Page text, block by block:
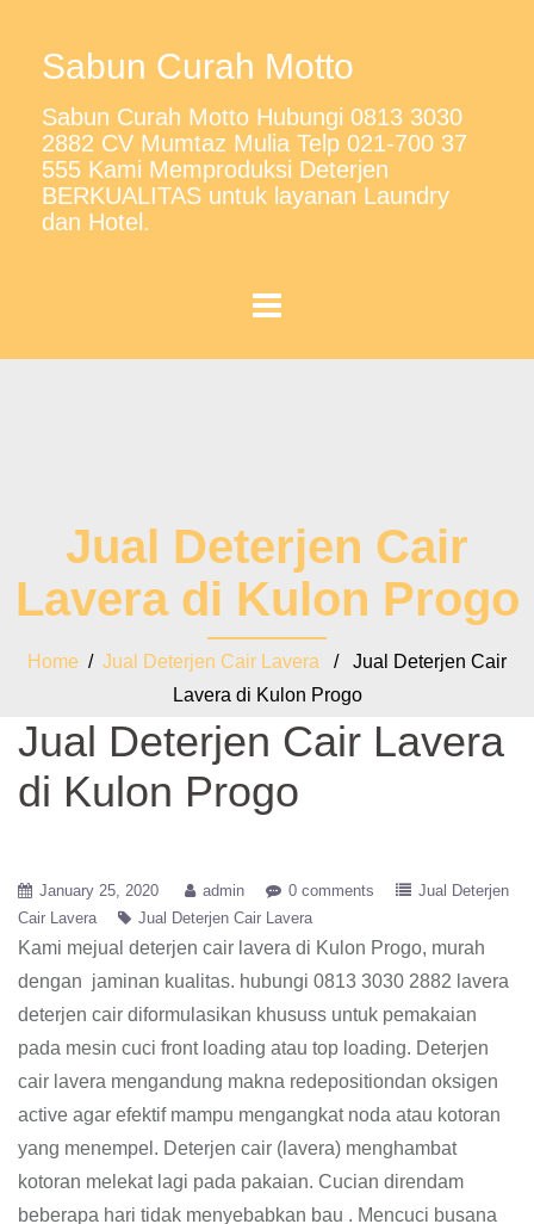
Sabun Curah Motto
Sabun Curah Motto Hubungi 0813 3030
2882 CV Mumtaz Mulia Telp 021-700 37
555 Kami Memproduksi Deterjen
BERKUALITAS untuk layanan Laundry
dan Hotel.
Jual Deterjen Cair
Lavera di Kulon Progo
Home / Jual Deterjen Cair Lavera / Jual Deterjen Cair
Lavera di Kulon Progo
Jual Deterjen Cair Lavera
di Kulon Progo
January 25, 2020 admin 0 comments
Jual Deterjen
Cair Lavera
Jual Deterjen Cair Lavera
Kami mejual deterjen cair lavera di Kulon Progo, murah
dengan jaminan kualitas. hubungi 0813 3030 2882 lavera
deterjen cair diformulasikan khususs untuk pemakaian
pada mesin cuci front loading atau top loading. Deterjen
cair lavera mengandung makna redepositiondan oksigen
active agar efektif mampu mengangkat noda atau kotoran
yang menempel. Deterjen cair (lavera) menghambat
kotoran melekat lagi pada pakaian. Cucian direndam
beberapa hari tidak menyebabkan bau . Mencuci busana